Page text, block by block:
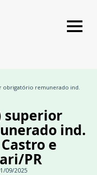
obrigatório remunerado ind.
superior
ind.
e
PR
09/2025